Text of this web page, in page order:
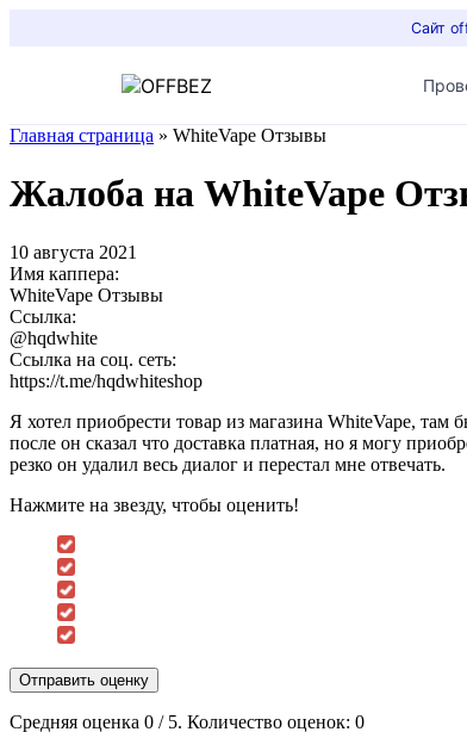
Сайт
Главная страница » WhiteVape Отзывы
Жалоба на WhiteVape
10 августа 2021
Имя каппера:
WhiteVape Отзывы
Ссылка:
@hqdwhite
Ссылка на соц. сеть:
https://t.me/hqdwhiteshop
Я хотел приобрести товар из магазина WhiteVape,
после он сказал что доставка платная, но я могу
резко он удалил весь диалог и перестал мне отвечать.
Нажмите на звезду, чтобы оценить!
Отправить оценку
Средняя оценка 0 / 5. Количество оценок: 0